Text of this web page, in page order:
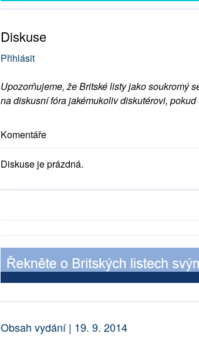
Diskuse
Přihlásit
Upozorňujeme, že Britské listy jako soukromý
na diskusní fóra jakémukoliv diskutérovi,
Komentáře
Diskuse je prázdná.
Obsah vydání | 19. 9. 2014